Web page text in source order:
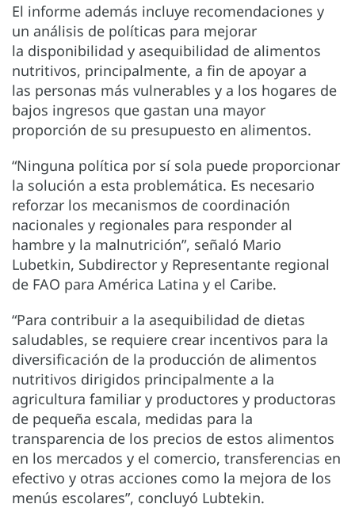
El informe además incluye recomendaciones y
un análisis de políticas para mejorar
la disponibilidad y asequibilidad de alimentos
nutritivos, principalmente, a fin de apoyar a
las personas más vulnerables y a los hogares de
bajos ingresos que gastan una mayor
proporción de su presupuesto en alimentos.
“Ninguna política por sí sola puede proporcionar
la solución a esta problemática. Es necesario
reforzar los mecanismos de coordinación
nacionales y regionales para responder al
hambre y la malnutrición”, señaló Mario
Lubetkin, Subdirector y Representante regional
de FAO para América Latina y el Caribe.
“Para contribuir a la asequibilidad de dietas
saludables, se requiere crear incentivos para la
diversificación de la producción de alimentos
nutritivos dirigidos principalmente a la
agricultura familiar y productores y productoras
de pequeña escala, medidas para la
transparencia de los precios de estos alimentos
en los mercados y el comercio, transferencias en
efectivo y otras acciones como la mejora de los
menús escolares”, concluyó Lubtekin.